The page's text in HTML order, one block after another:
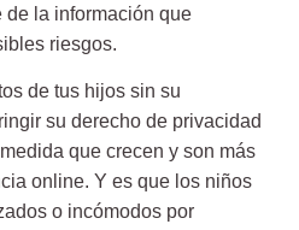
de la información que
riesgos.
de tus hijos sin su
su derecho de privacidad
que crecen y son más
online. Y es que los niños
o incómodos por